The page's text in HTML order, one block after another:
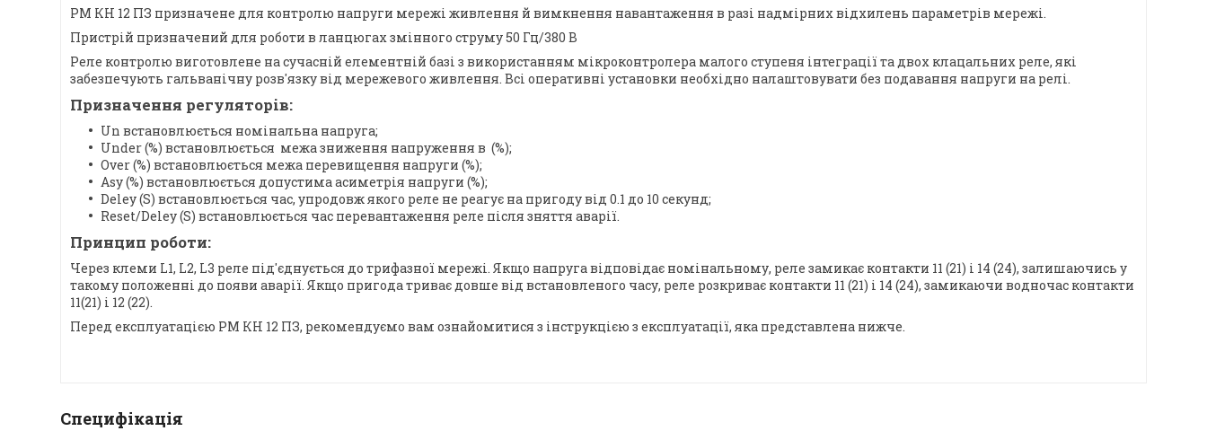
РМ КН 12 ПЗ призначене для контролю напруги мережі живлення й вимкнення навантаження в разі надмірних відхилень параметрів мережі.
Пристрій призначений для роботи в ланцюгах змінного струму 50 Гц/380 В
Реле контролю виготовлене на сучасній елементній базі з використанням мікроконтролера малого ступеня інтеграції та двох клацальних реле, які
забезпечують гальванічну розв'язку від мережевого живлення. Всі оперативні установки необхідно налаштовувати без подавання напруги на релі.
Призначення регуляторів:
Un встановлюється номінальна напруга;
Under (%) встановлюється межа зниження напруження в (%);
Over (%) встановлюється межа перевищення напруги (%);
Asy (%) встановлюється допустима асиметрія напруги (%);
Deley (S) встановлюється час, упродовж якого реле не реагує на пригоду від 0.1 до 10 секунд;
Reset/Deley (S) встановлюється час перевантаження реле після зняття аварії.
Принцип роботи:
Через клеми L1, L2, L3 реле під'єднується до трифазної мережі. Якщо напруга відповідає номінальному, реле замикає контакти 11 (21) і 14 (24), залишаючись у
такому положенні до появи аварії. Якщо пригода триває довше від встановленого часу, реле розкриває контакти 11 (21) і 14 (24), замикаючи водночас контакти
11(21) і 12 (22).
Перед експлуатацією РМ КН 12 ПЗ, рекомендуємо вам ознайомитися з інструкцією з експлуатації, яка представлена нижче.
Специфікація